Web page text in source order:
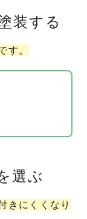
装する
す。
選ぶ
きにくくなり